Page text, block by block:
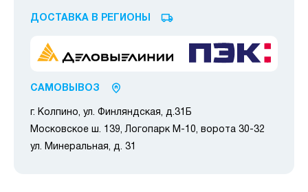
ДОСТАВКА В РЕГИОНЫ
САМОВЫВОЗ
г. Колпино, ул. Финляндская, д.31Б
Московское ш. 139, Логопарк М-10, ворота 30-32
ул. Минеральная, д. 31